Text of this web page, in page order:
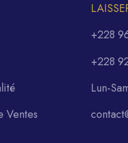
Ventes
+228
+228
Lun-